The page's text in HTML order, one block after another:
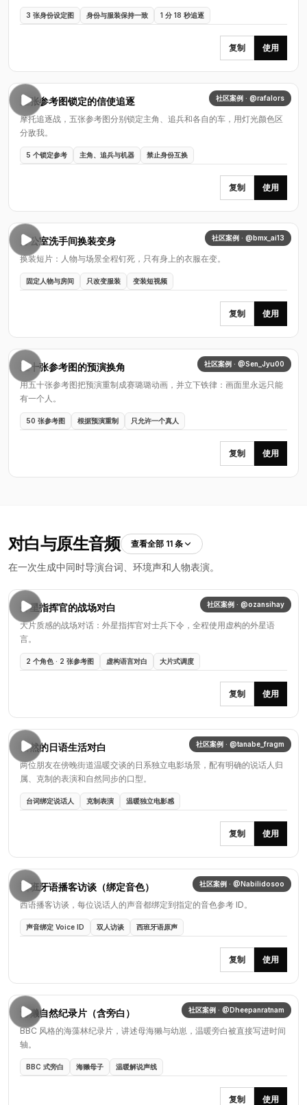
3 张身份设定图 身份与服装保持一致 1 分 18 秒追逐
复制 使用
社区案例 · @rafalors
五张参考图锁定的信使追逐
摩托追逐战，五张参考图分别锁定主角、追兵和各自的车，用灯光颜色区
分敌我。
5 个锁定参考 主角、追兵与机器 禁止身份互换
复制 使用
社区案例 · @bmx_ai13
办公室洗手间换装变身
换装短片：人物与场景全程钉死，只有身上的衣服在变。
固定人物与房间 只改变服装 变装短视频
复制 使用
社区案例 · @Sen_Jyu00
五十张参考图的预演换角
用五十张参考图把预演重制成赛璐璐动画，并立下铁律：画面里永远只能
有一个人。
50 张参考图 根据预演重制 只允许一个真人
复制 使用
对白与原生音频 查看全部 11 条
在一次生成中同时导演台词、环境声和人物表演。
社区案例 · @ozansihay
外星指挥官的战场对白
大片质感的战场对话：外星指挥官对士兵下令，全程使用虚构的外星语
言。
2 个角色 · 2 张参考图 虚构语言对白 大片式调度
复制 使用
社区案例 · @tanabe_fragm
自然的日语生活对白
两位朋友在傍晚街道温暖交谈的日系独立电影场景，配有明确的说话人归
属、克制的表演和自然同步的口型。
台词绑定说话人 克制表演 温暖独立电影感
复制 使用
社区案例 · @Nabilidosoo
西班牙语播客访谈（绑定音色）
西语播客访谈，每位说话人的声音都绑定到指定的音色参考 ID。
声音绑定 Voice ID 双人访谈 西班牙语原声
复制 使用
社区案例 · @Dheepanratnam
海獭自然纪录片（含旁白）
BBC 风格的海藻林纪录片，讲述母海獭与幼崽，温暖旁白被直接写进时间
轴。
BBC 式旁白 海獭母子 温暖解说声线
复制 使用